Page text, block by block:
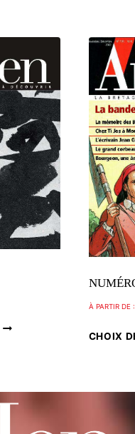
variations.
À PARTIR DE :
CHOIX